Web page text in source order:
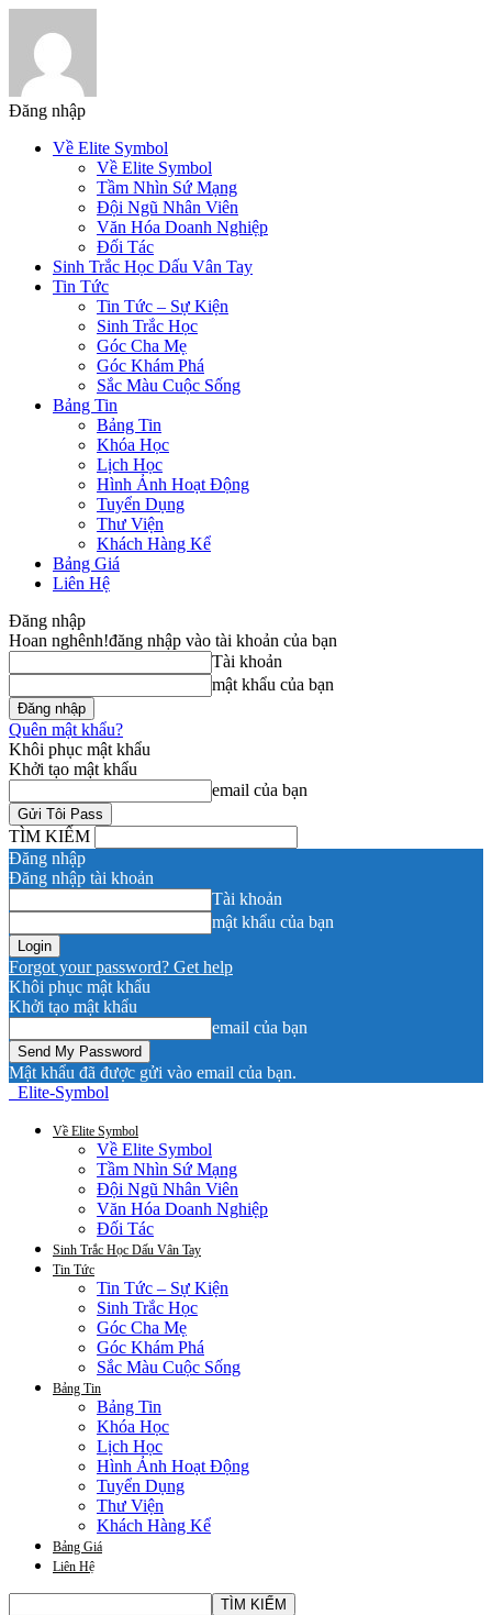
Đăng nhập
Về Elite Symbol
Về Elite Symbol
Tầm Nhìn Sứ Mạng
Đội Ngũ Nhân Viên
Văn Hóa Doanh Nghiệp
Đối Tác
Sinh Trắc Học Dấu Vân Tay
Tin Tức
Tin Tức – Sự Kiện
Sinh Trắc Học
Góc Cha Mẹ
Góc Khám Phá
Sắc Màu Cuộc Sống
Bảng Tin
Bảng Tin
Khóa Học
Lịch Học
Hình Ảnh Hoạt Động
Tuyển Dụng
Thư Viện
Khách Hàng Kể
Bảng Giá
Liên Hệ
Đăng nhập
Hoan nghênh!đăng nhập vào tài khoản của bạn
Tài khoản
mật khẩu của bạn
Quên mật khẩu?
Khôi phục mật khẩu
Khởi tạo mật khẩu
email của bạn
TÌM KIẾM
Đăng nhập
Đăng nhập tài khoản
Tài khoản
mật khẩu của bạn
Forgot your password? Get help
Khôi phục mật khẩu
Khởi tạo mật khẩu
email của bạn
Mật khẩu đã được gửi vào email của bạn.
Elite-Symbol
Về Elite Symbol
Về Elite Symbol
Tầm Nhìn Sứ Mạng
Đội Ngũ Nhân Viên
Văn Hóa Doanh Nghiệp
Đối Tác
Sinh Trắc Học Dấu Vân Tay
Tin Tức
Tin Tức – Sự Kiện
Sinh Trắc Học
Góc Cha Mẹ
Góc Khám Phá
Sắc Màu Cuộc Sống
Bảng Tin
Bảng Tin
Khóa Học
Lịch Học
Hình Ảnh Hoạt Động
Tuyển Dụng
Thư Viện
Khách Hàng Kể
Bảng Giá
Liên Hệ